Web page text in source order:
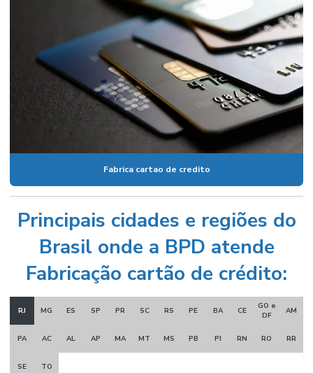
Fabrica cartao de credito
Principais cidades e regiões do
Brasil onde a BPD atende
Fabricação cartão de crédito:
RJ MG ES SP PR SC RS PE BA CE
GO e
DF
AM
PA AC AL AP MA MT MS PB PI RN RO RR
SE TO